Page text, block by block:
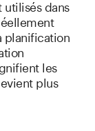
dans
planification
les
plus